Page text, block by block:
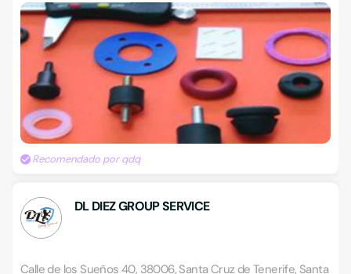
Recomendado por qdq
DL DIEZ GROUP SERVICE
Calle de los Sueños 40, 38006, Santa Cruz de Tenerife, Santa